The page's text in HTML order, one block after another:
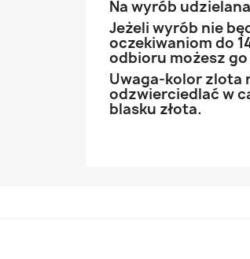
Na wyrób
Jeżeli wyrób nie
oczekiwaniom do
odbioru możesz
Uwaga-kolor zlota
odzwierciedlać w
blasku złota.